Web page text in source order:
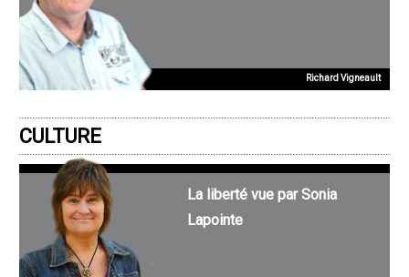
Richard Vigneault
CULTURE
La liberté vue par Sonia
Lapointe